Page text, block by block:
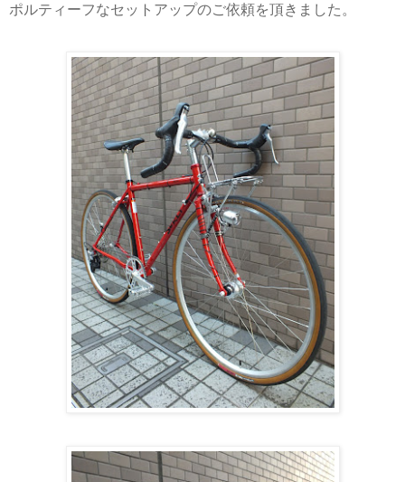
ポルティーフなセットアップのご依頼を頂きました。